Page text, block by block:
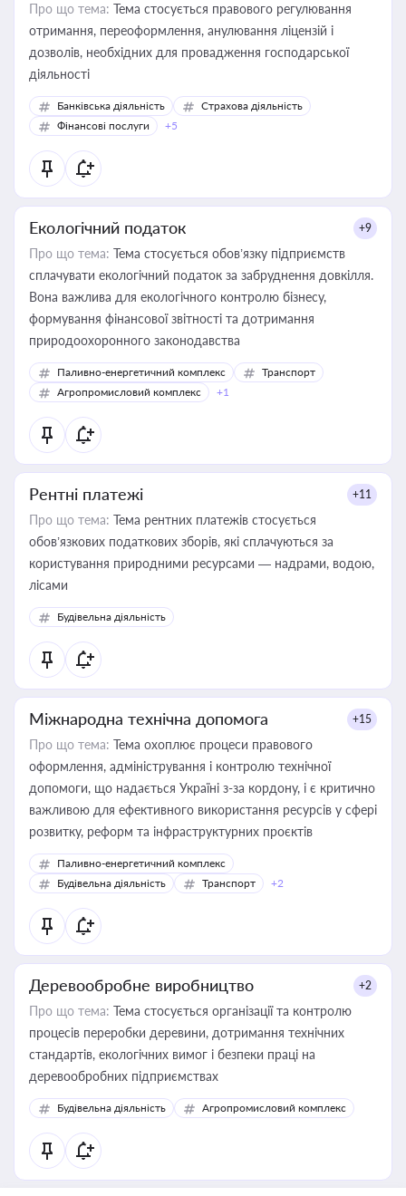
Про що тема: Тема стосується правового регулювання
отримання, переоформлення, анулювання ліцензій і
дозволів, необхідних для провадження господарської
діяльності
Банківська діяльність
Страхова діяльність
Фінансові послуги
+5
Екологічний податок +9
Про що тема: Тема стосується обов’язку підприємств
сплачувати екологічний податок за забруднення довкілля.
Вона важлива для екологічного контролю бізнесу,
формування фінансової звітності та дотримання
природоохоронного законодавства
Паливно-енергетичний комплекс
Транспорт
Агропромисловий комплекс
+1
Рентні платежі +11
Про що тема: Тема рентних платежів стосується
обов’язкових податкових зборів, які сплачуються за
користування природними ресурсами — надрами, водою,
лісами
Будівельна діяльність
Міжнародна технічна допомога +15
Про що тема: Тема охоплює процеси правового
оформлення, адміністрування і контролю технічної
допомоги, що надається Україні з-за кордону, і є критично
важливою для ефективного використання ресурсів у сфері
розвитку, реформ та інфраструктурних проєктів
Паливно-енергетичний комплекс
Будівельна діяльність
Транспорт +2
Деревообробне виробництво +2
Про що тема: Тема стосується організації та контролю
процесів переробки деревини, дотримання технічних
стандартів, екологічних вимог і безпеки праці на
деревообробних підприємствах
Будівельна діяльність Агропромисловий комплекс